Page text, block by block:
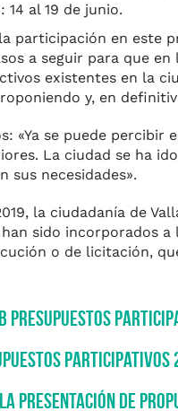
14 al 19 de junio.
participación en este
a seguir para que
existentes en la
y, en
«Ya se puede percibir
La ciudad se ha
sus necesidades».
la ciudadanía de
sido incorporados
o de licitación,
Presupuestos
Participativos
presentación de